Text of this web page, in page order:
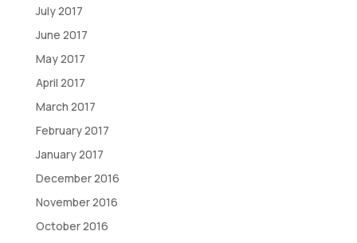
July 2017
June 2017
May 2017
April 2017
March 2017
February 2017
January 2017
December 2016
November 2016
October 2016